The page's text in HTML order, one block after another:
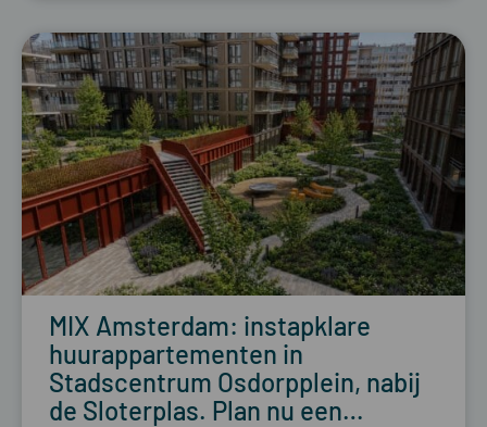
MIX Amsterdam: instapklare
huurappartementen in
Stadscentrum Osdorpplein, nabij
de Sloterplas. Plan nu een…